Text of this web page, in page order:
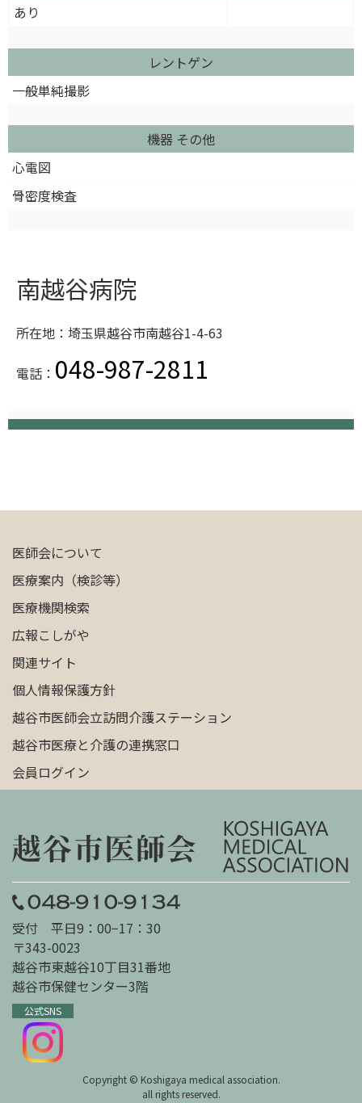
あり
レントゲン
一般単純撮影
機器 その他
心電図
骨密度検査
南越谷病院
所在地：埼玉県越谷市南越谷1-4-63
電話： 048-987-2811
医師会について
医療案内（検診等）
医療機関検索
広報こしがや
関連サイト
個人情報保護方針
越谷市医師会立訪問介護ステーション
越谷市医療と介護の連携窓口
会員ログイン
受付 平日9：00−17：30
〒343-0023
越谷市東越谷10丁目31番地
越谷市保健センター3階
公式SNS
Copyright © Koshigaya medical association.
all rights reserved.